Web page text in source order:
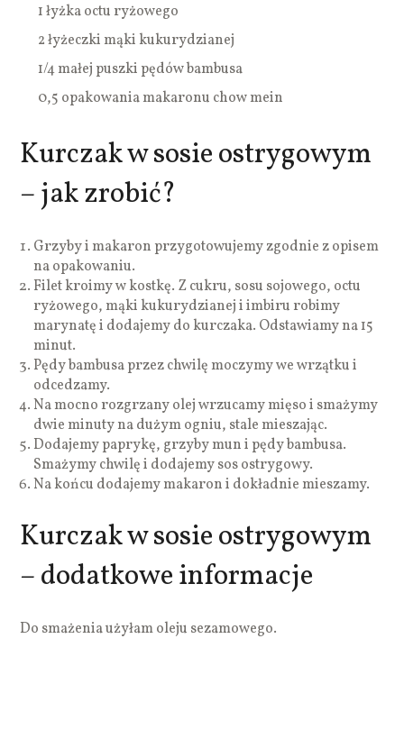
1 łyżka octu ryżowego
2 łyżeczki mąki kukurydzianej
1/4 małej puszki pędów bambusa
0,5 opakowania makaronu chow mein
Kurczak w sosie ostrygowym
– jak zrobić?
Grzyby i makaron przygotowujemy zgodnie z opisem
na opakowaniu.
Filet kroimy w kostkę. Z cukru, sosu sojowego, octu
ryżowego, mąki kukurydzianej i imbiru robimy
marynatę i dodajemy do kurczaka. Odstawiamy na 15
minut.
Pędy bambusa przez chwilę moczymy we wrzątku i
odcedzamy.
Na mocno rozgrzany olej wrzucamy mięso i smażymy
dwie minuty na dużym ogniu, stale mieszając.
Dodajemy paprykę, grzyby mun i pędy bambusa.
Smażymy chwilę i dodajemy sos ostrygowy.
Na końcu dodajemy makaron i dokładnie mieszamy.
Kurczak w sosie ostrygowym
– dodatkowe informacje
Do smażenia użyłam oleju sezamowego.